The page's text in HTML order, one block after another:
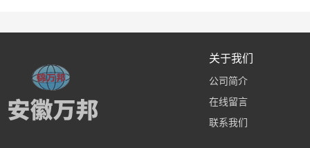
关于我们
公司简介
在线留言
联系我们